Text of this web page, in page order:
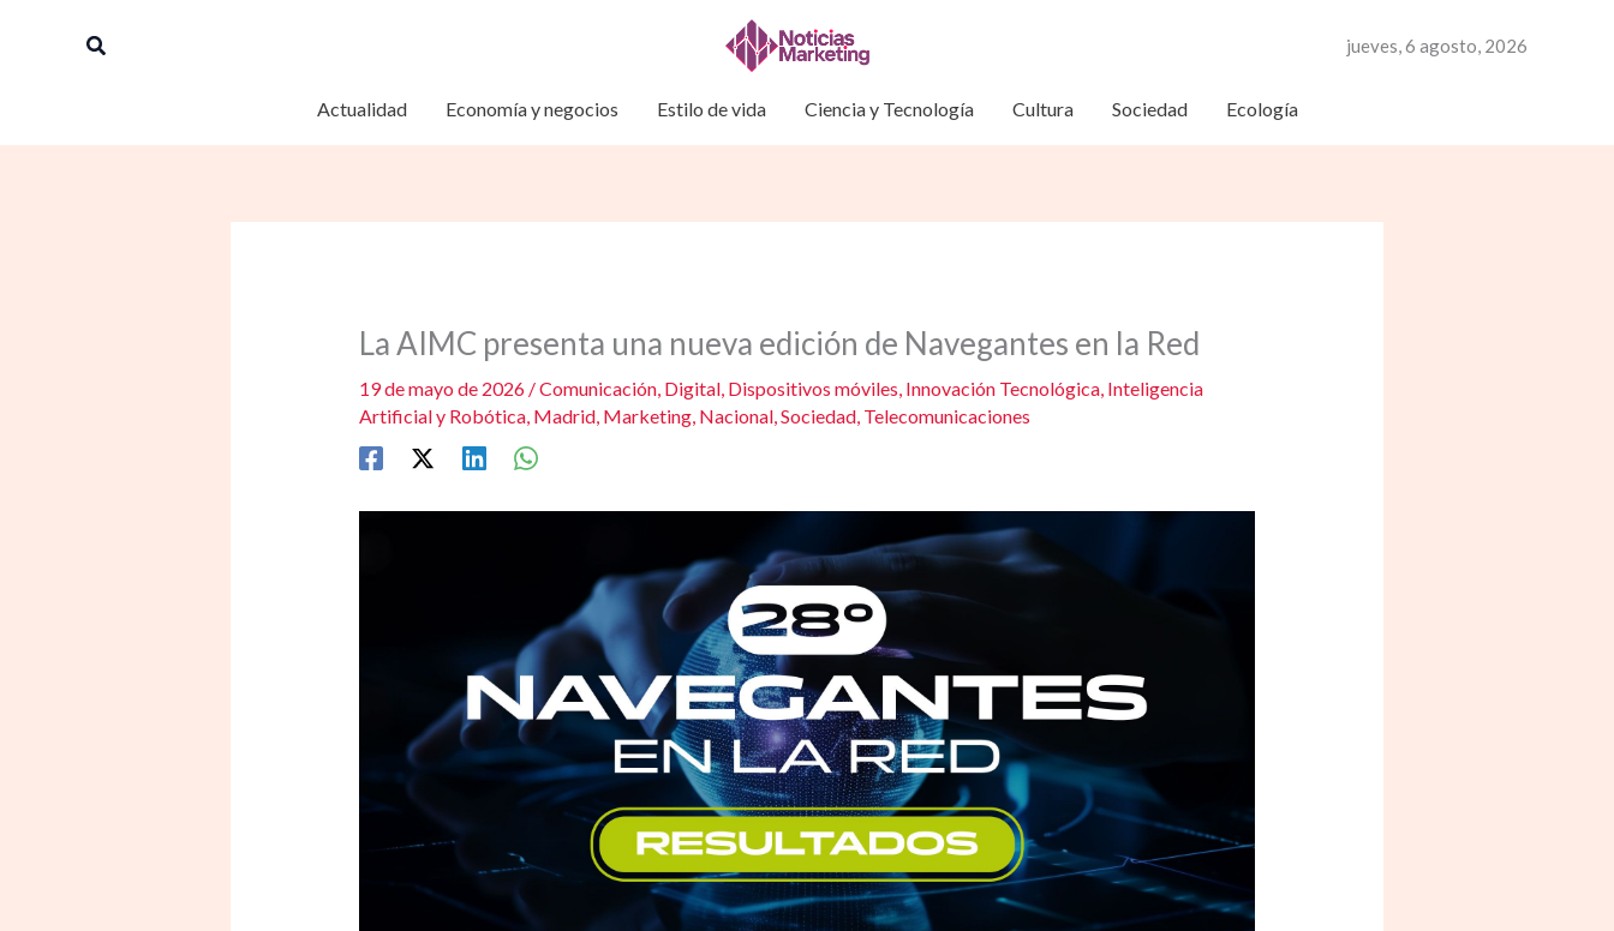
Buscar jueves, 6 agosto, 2026
Actualidad Economía y negocios Estilo de vida Ciencia y Tecnología Cultura Sociedad Ecología
La AIMC presenta una nueva edición de Navegantes en la Red
19 de mayo de 2026 /Comunicación, Digital, Dispositivos móviles Innovación Tecnológica, Inteligencia
Artificial y Robótica, Madrid, Marketing, Nacional, Sociedad, Telecomunicaciones